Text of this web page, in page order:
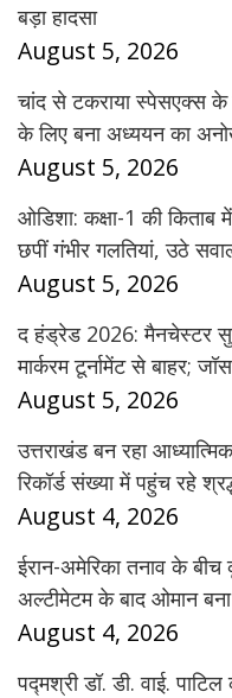
बड़ा हादसा
August 5, 2026
चांद से टकराया स्पेसएक्स के
के लिए बना अध्ययन का
August 5, 2026
ओडिशा: कक्षा-1 की किताब
छपीं गंभीर गलतियां, उठे
August 5, 2026
द हंड्रेड 2026: मैनचेस्टर
मार्करम टूर्नामेंट से बाहर;
August 5, 2026
उत्तराखंड बन रहा
रिकॉर्ड संख्या में पहुंच रहे
August 4, 2026
ईरान-अमेरिका तनाव के
अल्टीमेटम के बाद ओमान
August 4, 2026
पद्मश्री डॉ. डी. वाई.